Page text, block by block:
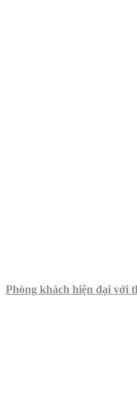
Phòng khách hiện đại với